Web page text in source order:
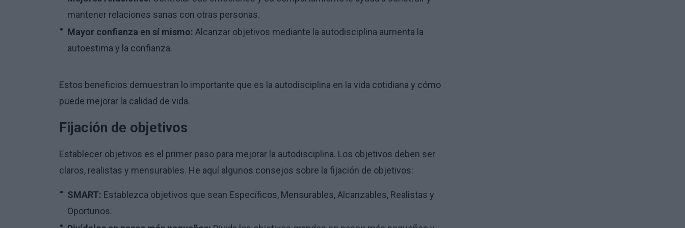
mantener relaciones sanas con otras personas.
Mayor confianza en sí mismo: Alcanzar objetivos mediante la autodisciplina aumenta la
autoestima y la confianza.
Estos beneficios demuestran lo importante que es la autodisciplina en la vida cotidiana y cómo
puede mejorar la calidad de vida.
Fijación de objetivos
Establecer objetivos es el primer paso para mejorar la autodisciplina. Los objetivos deben ser
claros, realistas y mensurables. He aquí algunos consejos sobre la fijación de objetivos:
SMART: Establezca objetivos que sean Específicos, Mensurables, Alcanzables, Realistas y
Oportunos.